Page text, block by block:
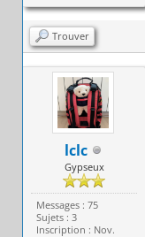
Trouver
lclc
Gypseux
Messages : 75
Sujets : 3
Inscription : Nov.